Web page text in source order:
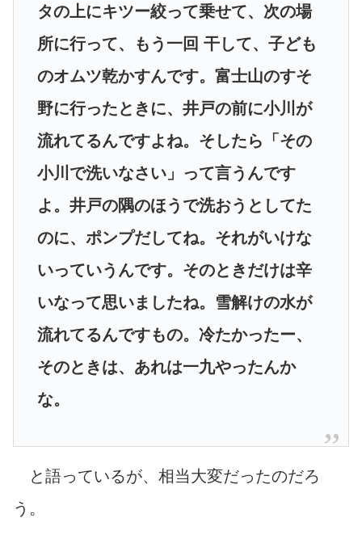
タの上にキツー絞って乗せて、次の場
所に行って、もう一回 干して、子ども
のオムツ乾かすんです。富士山のすそ
野に行ったときに、井戸の前に小川が
流れてるんですよね。そしたら「その
小川で洗いなさい」って言うんです
よ。井戸の隅のほうで洗おうとしてた
のに、ポンプだしてね。それがいけな
いっていうんです。そのときだけは辛
いなって思いましたね。雪解けの水が
流れてるんですもの。冷たかったー、
そのときは、あれは一九やったんか
な。
と語っているが、相当大変だったのだろ
う。